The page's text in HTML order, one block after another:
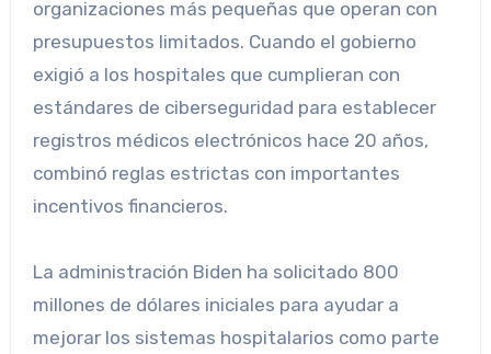
organizaciones más pequeñas que operan con
presupuestos limitados. Cuando el gobierno
exigió a los hospitales que cumplieran con
estándares de ciberseguridad para establecer
registros médicos electrónicos hace 20 años,
combinó reglas estrictas con importantes
incentivos financieros.
La administración Biden ha solicitado 800
millones de dólares iniciales para ayudar a
mejorar los sistemas hospitalarios como parte